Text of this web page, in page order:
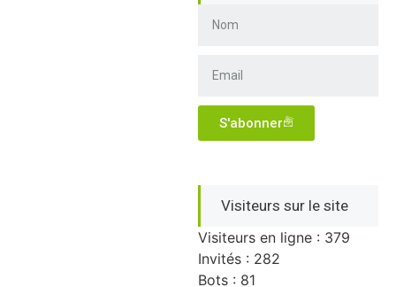
S'abonner
Visiteurs sur le site
Visiteurs en ligne : 379
Invités : 282
Bots : 81